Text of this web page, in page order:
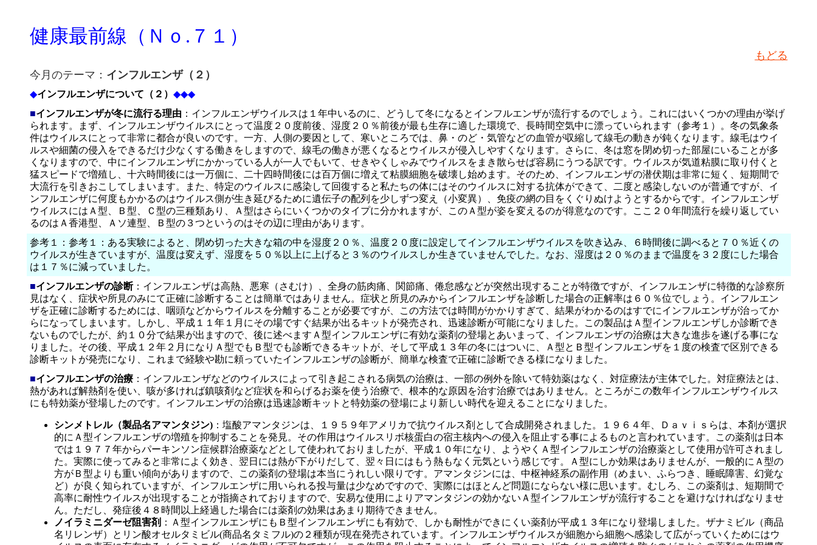
健康最前線（Ｎｏ.７１）
もどる
今月のテーマ： インフルエンザ（２）
◆インフルエンザについて（２） ◆◆◆
■インフルエンザが冬に流行る理由 ：インフルエンザウイルスは１年中いるのに、どうして冬になるとインフルエンザが流行するのでしょう。これにはいくつかの理由が挙げ
られます。まず、インフルエンザウイルスにとって温度２０度前後、湿度２０％前後が最も生存に適した環境で、長時間空気中に漂っていられます（参考１）。冬の気象条
件はウイルスにとって非常に都合が良いのです。一方、人側の要因として、寒いところでは、鼻・のど・気管などの血管が収縮して線毛の動きが鈍くなります。線毛はウイ
ルスや細菌の侵入をできるだけ少なくする働きをしますので、線毛の働きが悪くなるとウイルスが侵入しやすくなります。さらに、冬は窓を閉め切った部屋にいることが多
くなりますので、中にインフルエンザにかかっている人が一人でもいて、せきやくしゃみでウイルスをまき散らせば容易にうつる訳です。ウイルスが気道粘膜に取り付くと
猛スピードで増殖し、十六時間後には一万個に、二十四時間後には百万個に増えて粘膜細胞を破壊し始めます。そのため、インフルエンザの潜伏期は非常に短く、短期間で
大流行を引きおこしてしまいます。また、特定のウイルスに感染して回復すると私たちの体にはそのウイルスに対する抗体ができて、二度と感染しないのが普通ですが、イ
ンフルエンザに何度もかかるのはウイルス側が生き延びるために遺伝子の配列を少しずつ変え（小変異）、免疫の網の目をくぐりぬけようとするからです。インフルエンザ
ウイルスにはＡ型、Ｂ型、Ｃ型の三種類あり、Ａ型はさらにいくつかのタイプに分かれますが、このＡ型が姿を変えるのが得意なのです。ここ２０年間流行を繰り返してい
るのはＡ香港型、Ａソ連型、Ｂ型の３つというのはその辺に理由があります。
参考１：参考１：ある実験によると、閉め切った大きな箱の中を湿度２０％、温度２０度に設定してインフルエンザウイルスを吹き込み、６時間後に調べると７０％近くの
ウイルスが生きていますが、温度は変えず、湿度を５０％以上に上げると３％のウイルスしか生きていませんでした。なお、湿度は２０％のままで温度を３２度にした場合
は１７％に減っていました。
■インフルエンザの診断：インフルエンザは高熱、悪寒（さむけ）、全身の筋肉痛、関節痛、倦怠感などが突然出現することが特徴ですが、インフルエンザに特徴的な診察所
見はなく、症状や所見のみにて正確に診断することは簡単ではありません。症状と所見のみからインフルエンザを診断した場合の正解率は６０％位でしょう。インフルエン
ザを正確に診断するためには、咽頭などからウイルスを分離することが必要ですが、この方法では時間がかかりすぎて、結果がわかるのはすでにインフルエンザが治ってか
らになってしまいます。しかし、平成１１年１月にその場ですぐ結果が出るキットが発売され、迅速診断が可能になりました。この製品はＡ型インフルエンザしか診断でき
ないものでしたが、約１０分で結果が出ますので、後に述べますＡ型インフルエンザに有効な薬剤の登場とあいまって、インフルエンザの治療は大きな進歩を遂げる事にな
りました。その後、平成１２年２月になりＡ型でもＢ型でも診断できるキットが、そして平成１３年の冬にはついに、Ａ型とＢ型インフルエンザを１度の検査で区別できる
診断キットが発売になり、これまで経験や勘に頼っていたインフルエンザの診断が、簡単な検査で正確に診断できる様になりました。
■インフルエンザの治療：インフルエンザなどのウイルスによって引き起こされる病気の治療は、一部の例外を除いて特効薬はなく、対症療法が主体でした。対症療法とは、
熱があれば解熱剤を使い、咳が多ければ鎮咳剤など症状を和らげるお薬を使う治療で、根本的な原因を治す治療ではありません。ところがこの数年インフルエンザウイルス
にも特効薬が登場したのです。インフルエンザの治療は迅速診断キットと特効薬の登場により新しい時代を迎えることになりました。
シンメトレル（製品名アマンタジン)：塩酸アマンタジンは、１９５９年アメリカで抗ウイルス剤として合成開発されました。１９６４年、Ｄａｖｉｓらは、本剤が選択
的にＡ型インフルエンザの増殖を抑制することを発見。その作用はウイルスリボ核蛋白の宿主核内への侵入を阻止する事によるものと言われています。この薬剤は日本
では１９７７年からパーキンソン症候群治療薬などとして使われておりましたが、平成１０年になり、ようやくＡ型インフルエンザの治療薬として使用が許可されまし
た。実際に使ってみると非常によく効き、翌日には熱が下がりだして、翌々日にはもう熱もなく元気という感じです。Ａ型にしか効果はありませんが、一般的にＡ型の
方がＢ型よりも重い傾向がありますので、この薬剤の登場は本当にうれしい限りです。アマンタジンには、中枢神経系の副作用（めまい、ふらつき、睡眠障害、幻覚な
ど）が良く知られていますが、インフルエンザに用いられる投与量は少なめですので、実際にはほとんど問題にならない様に思います。むしろ、この薬剤は、短期間で
高率に耐性ウイルスが出現することが指摘されておりますので、安易な使用によりアマンタジンの効かないＡ型インフルエンザが流行することを避けなければなりませ
ん。ただし、発症後４８時間以上経過した場合には薬剤の効果はあまり期待できません。
ノイラミニダーゼ阻害剤 ：Ａ型インフルエンザにもＢ型インフルエンザにも有効で、しかも耐性ができにくい薬剤が平成１３年になり登場しました。ザナミビル（商品
名リレンザ）とリン酸オセルタミビル(商品名タミフル)の２種類が現在発売されています。インフルエンザウイルスが細胞から細胞へ感染して広がっていくためにはウ